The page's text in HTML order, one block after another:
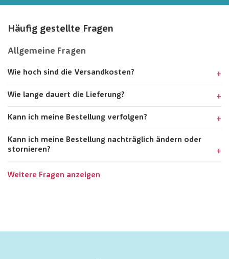
Häufig gestellte Fragen
Allgemeine Fragen
Wie hoch sind die Versandkosten?
Wie lange dauert die Lieferung?
Kann ich meine Bestellung verfolgen?
Kann ich meine Bestellung nachträglich ändern oder
stornieren?
Weitere Fragen anzeigen